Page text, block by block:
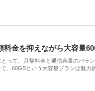
料金を抑えながら大容量
って、月額料金と通信容量のバラ
、60GBという大容量プランは魅力